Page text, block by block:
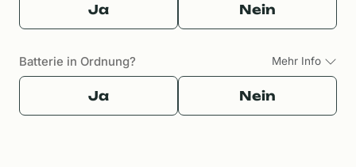
Ja Nein
Batterie in Ordnung? Mehr Info
Ja Nein